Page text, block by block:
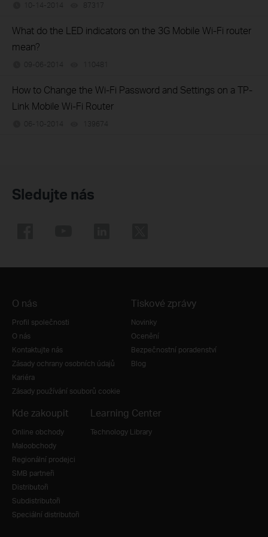
10-14-2014 87317
What do the LED indicators on the 3G Mobile Wi-Fi router
mean?
09-06-2014 110481
How to Change the Wi-Fi Password and Settings on a TP-
Link Mobile Wi-Fi Router
06-10-2014 139674
Sledujte nás
O nás
Profil společnosti
O nás
Kontaktujte nás
Zásady ochrany osobních údajů
Kariéra
Zásady používání souborů cookie
Tiskové zprávy
Novinky
Ocenění
Bezpečnostní poradenství
Blog
Kde zakoupit
Online obchody
Maloobchody
Regionální prodejci
SMB partneři
Distributoři
Subdistributoři
Speciální distributoři
Learning Center
Technology Library